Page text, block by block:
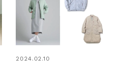
2024.02.10